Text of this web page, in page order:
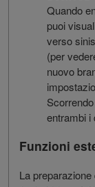
Quando
puoi
verso
(per
nuovo
entrambi i
Funzioni
La